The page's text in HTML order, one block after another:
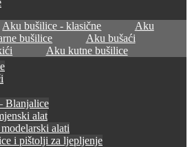
Aku bušilice - klasične
Aku
bušilice
Aku bušaći
Aku kutne bušilice
Blanjalice
alat
alati
i pištolji za ljepljenje